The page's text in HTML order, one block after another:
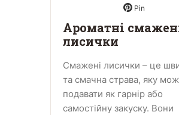
Pin
Ароматні
лисички
Смажені лисички – це
та смачна страва, яку
подавати як гарнір або
самостійну закуску. Вони